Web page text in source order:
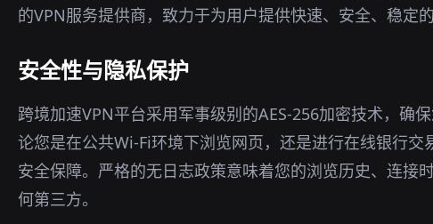
的VPN服务提供商，致力于为用户提供快速、安全、稳定
安全性与隐私保护
跨境加速VPN平台采用军事级别的AES-256加密技术，确
论您是在公共Wi-Fi环境下浏览网页，还是进行在线银行
安全保障。严格的无日志政策意味着您的浏览历史、连接
何第三方。